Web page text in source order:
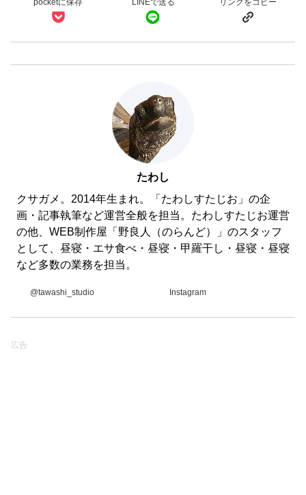
たわし
クサガメ。2014年生まれ。「たわしすたじお」の企
画・記事執筆など運営全般を担当。たわしすたじお運営
の他、WEB制作屋「野良人（のらんど）」のスタッフ
として、昼寝・エサ食べ・昼寝・甲羅干し・昼寝・昼寝
など多数の業務を担当。
@tawashi_studio Instagram
広告